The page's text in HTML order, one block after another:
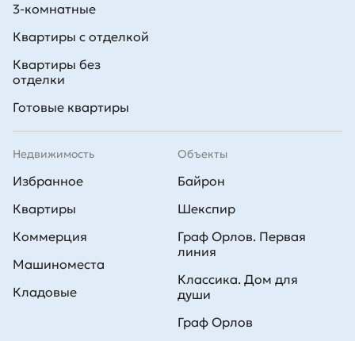
3-комнатные
Квартиры с отделкой
Квартиры без
отделки
Готовые квартиры
Недвижимость
Избранное
Квартиры
Коммерция
Машиноместа
Кладовые
Объекты
Байрон
Шекспир
Граф Орлов. Первая
линия
Классика. Дом для
души
Граф Орлов